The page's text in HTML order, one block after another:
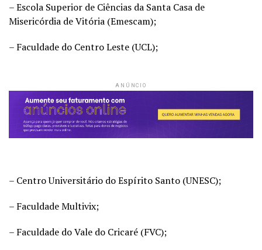
– Escola Superior de Ciências da Santa Casa de
Misericórdia de Vitória (Emescam);
– Faculdade do Centro Leste (UCL);
ANÚNCIO
– Centro Universitário do Espírito Santo (UNESC);
– Faculdade Multivix;
– Faculdade do Vale do Cricaré (FVC);